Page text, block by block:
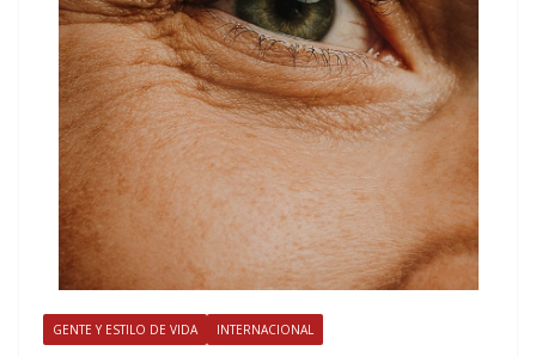
GENTE Y ESTILO DE VIDA INTERNACIONAL